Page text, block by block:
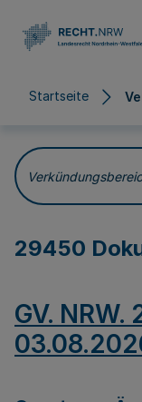
Startseite
Verkündungsbereich
29450
GV.